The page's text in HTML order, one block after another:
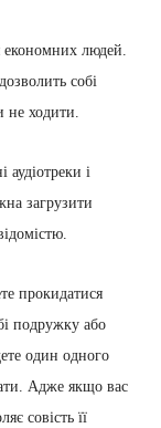
людей.
собі
не ходити.
і
загрузити
прокидатися
подружку або
один одного
Адже якщо вас
совість її